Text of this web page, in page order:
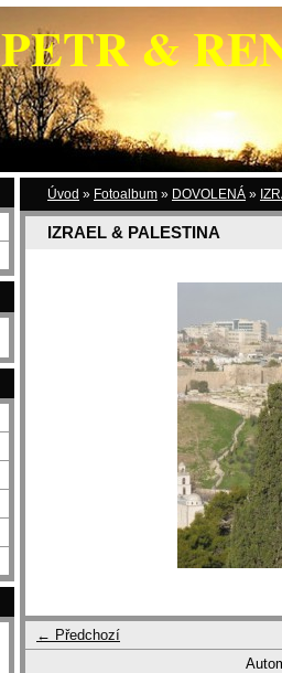
PETR &
Úvod » Fotoalbum » DOVOLENÁ »
IZRAEL & PALESTINA
← Předchozí